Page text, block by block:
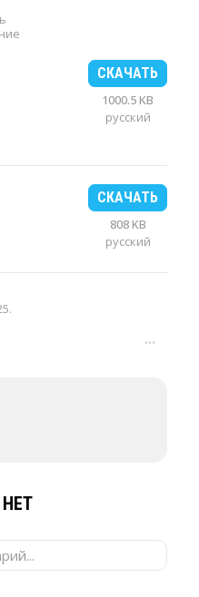
СКАЧАТЬ
1000.5 KB
русский
СКАЧАТЬ
808 KB
русский
.
···